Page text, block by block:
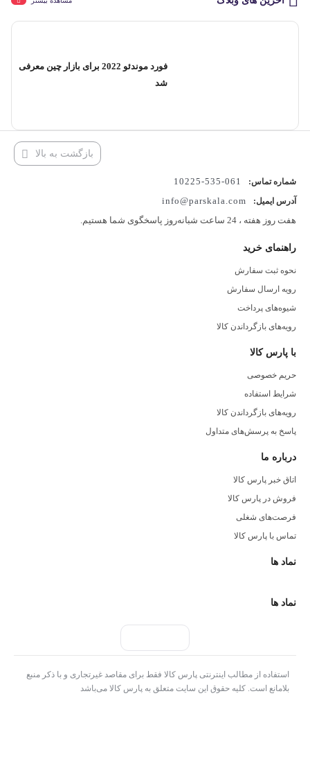
فورد موندئو 2022 برای بازار چین معرفی
شد
بازگشت به بالا
شماره تماس: 061-535-10225
آدرس ایمیل:
info@parskala.com
هفت روز هفته ، 24 ساعت شبانه‌روز پاسخگوی شما هستیم.
راهنمای خرید
نحوه ثبت سفارش
رویه ارسال سفارش
شیوه‌های پرداخت
رویه‌های بازگرداندن کالا
با پارس کالا
حریم خصوصی
شرایط استفاده
رویه‌های بازگرداندن کالا
پاسخ به پرسش‌های متداول
درباره ما
اتاق خبر پارس کالا
فروش در پارس کالا
فرصت‌های شغلی
تماس با پارس کالا
نماد ها
نماد ها
استفاده از مطالب اینترنتی پارس کالا فقط برای مقاصد غیرتجاری و با ذکر منبع
بلامانع است. کلیه حقوق این سایت متعلق به پارس کالا می‌باشد